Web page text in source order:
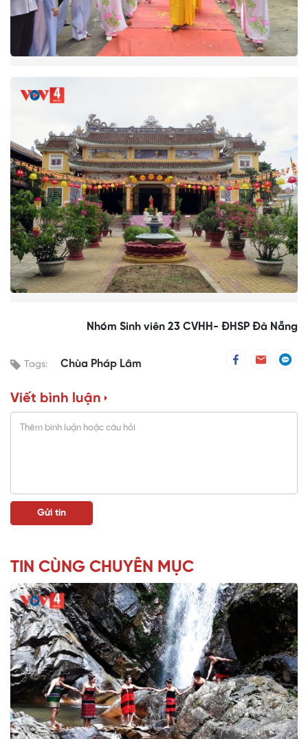
Nhóm Sinh viên 23 CVHH- ĐHSP Đà Nẵng
Tags: Chùa Pháp Lâm
Viết bình luận
TIN CÙNG CHUYÊN MỤC